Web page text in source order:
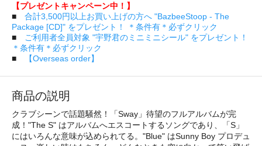
【プレゼントキャンペーン中！】
■ 合計3,500円以上お買い上げの方へ "BazbeeStoop - The
Package [CD]" をプレゼント！ ＊条件有＊必ずクリック
■
ご利用者全員対象 "宇野君のミニミニシール" をプレゼント！
＊条件有＊必ずクリック
■
【Overseas order】
商品の説明
クラブシーンで話題騒然！「Sway」待望のフルアルバムが完
成！"The S" はアルバムへエスコートするソングであり、「S」
にはいろんな意味が込められてる。"Blue" はSunny Boy プロデュ